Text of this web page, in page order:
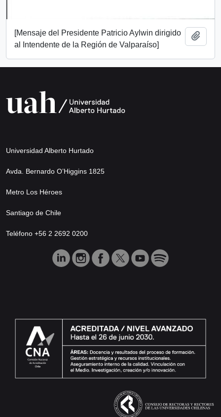
[Mensaje del Presidente Patricio Aylwin dirigido
al Intendente de la Región de Valparaíso]
Universidad Alberto Hurtado
Avda. Bernardo O’Higgins 1825
Metro Los Héroes
Santiago de Chile
Teléfono +56 2 2692 0200